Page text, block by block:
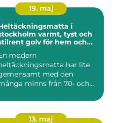
19. maj
i
varmt, tyst och
golv för hem och
modern
har lite
med den
minns från 70- och
13. maj